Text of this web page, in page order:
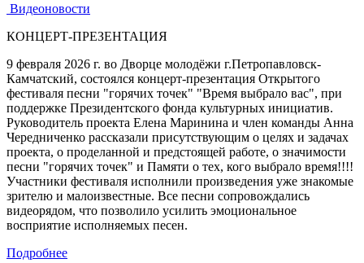
Видеоновости
КОНЦЕРТ-ПРЕЗЕНТАЦИЯ
9 февраля 2026 г. во Дворце молодёжи г.Петропавловск-
Камчатский, состоялся концерт-презентация Открытого
фестиваля песни "горячих точек" "Время выбрало вас", при
поддержке Президентского фонда культурных инициатив.
Руководитель проекта Елена Маринина и член команды Анна
Чередниченко рассказали присутствующим о целях и задачах
проекта, о проделанной и предстоящей работе, о значимости
песни "горячих точек" и Памяти о тех, кого выбрало время!!!!
Участники фестиваля исполнили произведения уже знакомые
зрителю и малоизвестные. Все песни сопровождались
видеорядом, что позволило усилить эмоциональное
восприятие исполняемых песен.
Подробнее